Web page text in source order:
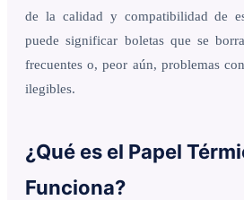
de la calidad y compatibilidad de
puede significar boletas que se
frecuentes o, peor aún, problemas
ilegibles.
¿Qué es el Papel
Funciona?